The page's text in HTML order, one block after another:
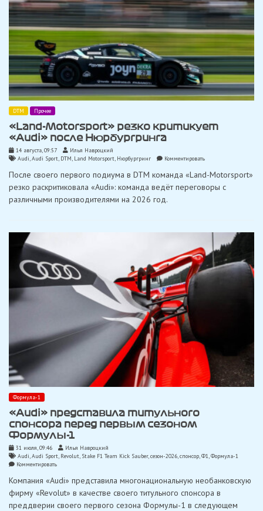
DTM Прочее
«Land-Motorsport» резко критикует
«Audi» после Нюрбургринга
14 августа, 09:57
Илья Навроцкий
Audi,Audi Sport, DTM, Land Motorsport, Нюрбургринг Комментироватьon
Motorsport»
критикует
После своего первого подиума в DTM команда «Land-Motorsport»
резко раскритиковала «Audi»: команда ведёт переговоры с
различными производителями на 2026 год.
Формула-1
«Audi» представила титульного
спонсора перед первым сезоном
Формулы-1
31 июля, 09:46
Илья Навроцкий
Audi,Audi Sport, Revolut, Stake F1 Team Kick Sauber,сезон-2026,спонсор,Ф1,Формула-1
Комментироватьon
представила
титульного
спонсора
перед
Компания «Audi» представила многонациональную необанковскую
фирму «Revolut» в качестве своего титульного спонсора в
преддверии своего первого сезона Формулы-1 в следующем